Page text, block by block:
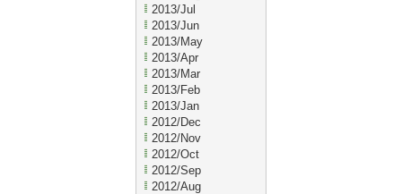
2013/Jul
2013/Jun
2013/May
2013/Apr
2013/Mar
2013/Feb
2013/Jan
2012/Dec
2012/Nov
2012/Oct
2012/Sep
2012/Aug